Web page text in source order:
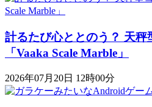
計るたび心ととのう？ 天秤
「Vaaka Scale Marble」
2026年07月20日 12時00分